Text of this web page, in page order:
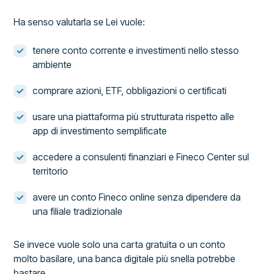
Ha senso valutarla se Lei vuole:
tenere conto corrente e investimenti nello stesso
ambiente
comprare azioni, ETF, obbligazioni o certificati
usare una piattaforma più strutturata rispetto alle
app di investimento semplificate
accedere a consulenti finanziari e Fineco Center sul
territorio
avere un conto Fineco online senza dipendere da
una filiale tradizionale
Se invece vuole solo una carta gratuita o un conto
molto basilare, una banca digitale più snella potrebbe